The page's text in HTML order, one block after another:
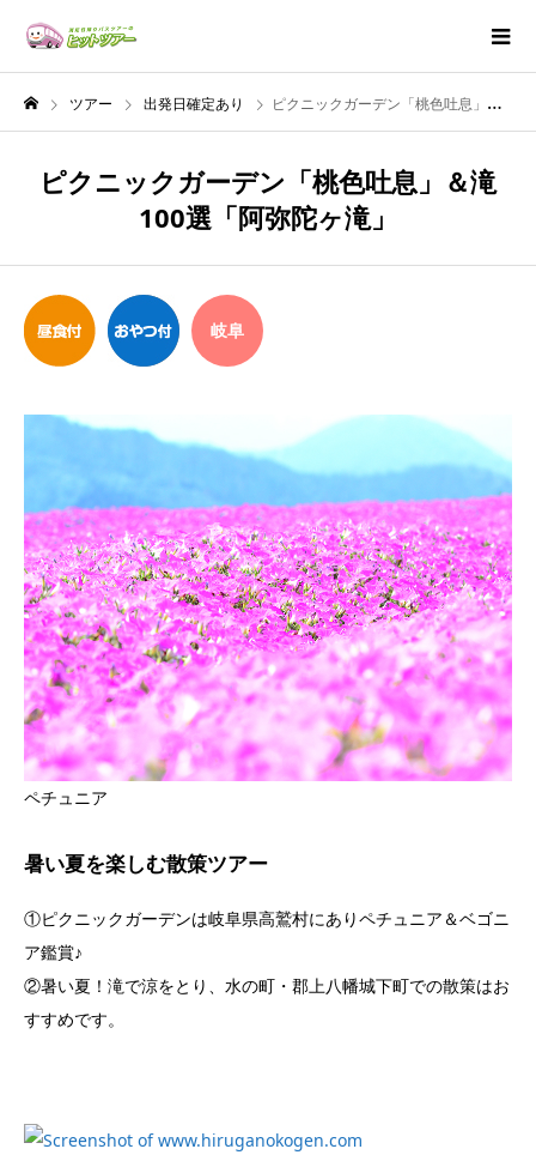
ツアー 出発日確定あり ピクニックガーデン「桃色吐息」＆滝100選「阿弥陀ヶ滝」
ピクニックガーデン「桃色吐息」＆滝
100選「阿弥陀ヶ滝」
岐阜
ペチュニア
暑い夏を楽しむ散策ツアー
①ピクニックガーデンは岐阜県高鷲村にありペチュニア＆ベゴニ
ア鑑賞♪
②暑い夏！滝で涼をとり、水の町・郡上八幡城下町での散策はお
すすめです。